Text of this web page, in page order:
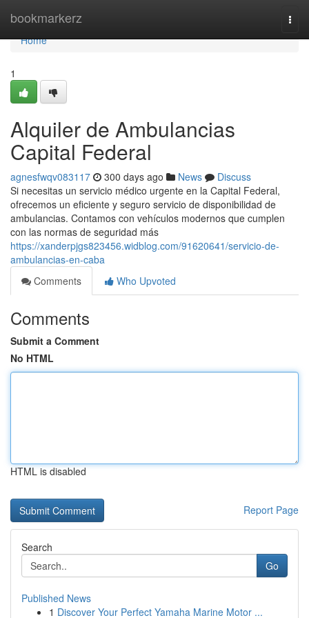
bookmarkerz
Home
Home
1
Alquiler de Ambulancias
Capital Federal
agnesfwqv083117 300 days ago News
Discuss
Si necesitas un servicio médico urgente en la Capital Federal,
ofrecemos un eficiente y seguro servicio de disponibilidad de
ambulancias. Contamos con vehículos modernos que cumplen
con las normas de seguridad más
https://xanderpjgs823456.widblog.com/91620641/servicio-de-
ambulancias-en-caba
Comments
Who Upvoted
Comments
Submit a Comment
No HTML
HTML is disabled
Report Page
Search
Go
Published News
1 Discover Your Perfect Yamaha Marine Motor ...